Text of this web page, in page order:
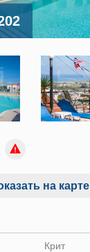
на карте
Крит